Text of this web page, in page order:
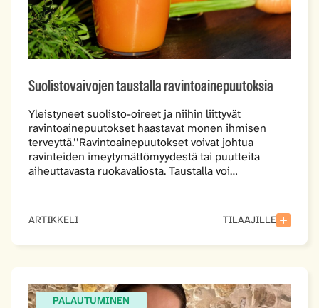
Suolistovaivojen taustalla ravintoainepuutoksia
Yleistyneet suolisto-oireet ja niihin liittyvät
ravintoainepuutokset haastavat monen ihmisen
terveyttä.’’Ravintoainepuutokset voivat johtua
ravinteiden imeytymättömyydestä tai puutteita
aiheuttavasta ruokavaliosta. Taustalla voi…
ARTIKKELI TILAAJILLE
PALAUTUMINEN